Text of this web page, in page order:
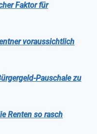
Faktor für
voraussichtlich
Pauschale zu
Renten so rasch